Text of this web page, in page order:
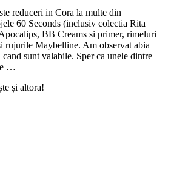
reduceri in Cora la multe din
60 Seconds (inclusiv colectia Rita
BB Creams si primer, rimeluri
rujurile Maybelline. Am observat abia
sunt valabile. Sper ca unele dintre
…
și altora!